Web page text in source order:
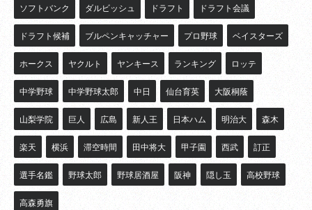
ソフトバンク ダルビッシュ ドラフト ドラフト会議
ドラフト候補 ブルペンキャッチャー プロ野球 ベイスターズ
ホークス ヤクルト ヤンキース ランキング ロッテ
中学野球 中学野球太郎 中日 仙台育英 大阪桐蔭
山梨学院 巨人 広島 新人王 日本ハム 明治大 森木
楽天 横浜 滞空時間 田中将大 甲子園 西武 訂正
選手名鑑 野球太郎 野球居酒屋 阪神 隠し玉 高校野球
高森勇旗